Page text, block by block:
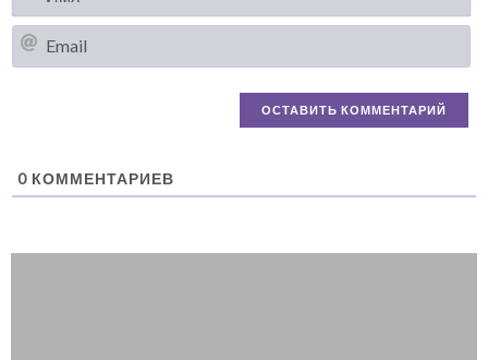
0 КОММЕНТАРИЕВ